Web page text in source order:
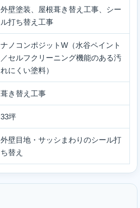
外壁塗装、屋根葺き替え工事、シー
ル打ち替え工事
ナノコンポジットW（水谷ペイント
／セルフクリーニング機能のある汚
れにくい塗料）
葺き替え工事
33坪
外壁目地・サッシまわりのシール打
ち替え